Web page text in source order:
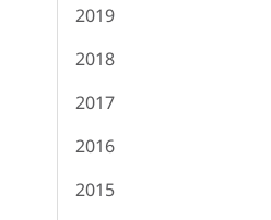
2019
2018
2017
2016
2015